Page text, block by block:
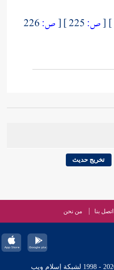
[ص: [ص:226
تخريج حديث
اتصل بنا من نحن